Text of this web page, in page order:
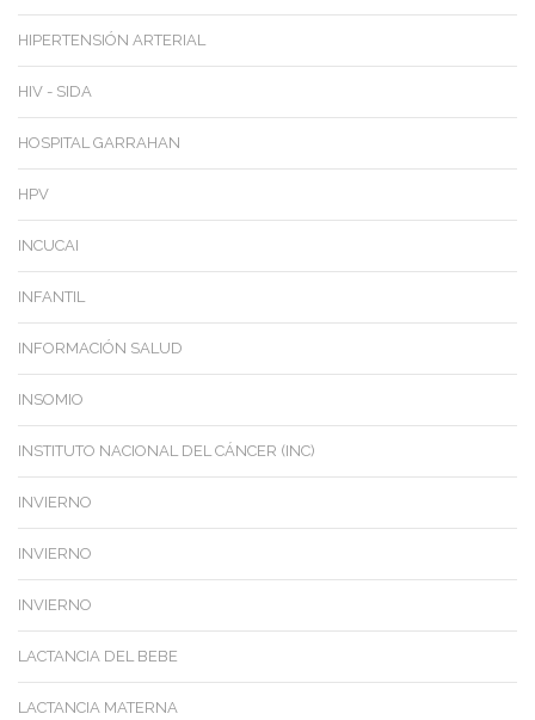
HIPERTENSIÓN ARTERIAL
HIV - SIDA
HOSPITAL GARRAHAN
HPV
INCUCAI
INFANTIL
INFORMACIÓN SALUD
INSOMIO
INSTITUTO NACIONAL DEL CÁNCER (INC)
INVIERNO
INVIERNO
INVIERNO
LACTANCIA DEL BEBE
LACTANCIA MATERNA